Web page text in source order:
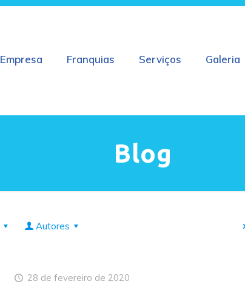
Empresa Franquias Serviços Galeria
Blog
Autores
28 de fevereiro de 2020